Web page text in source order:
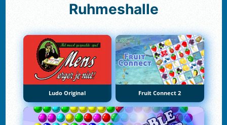
Ruhmeshalle
Ludo Original Fruit Connect 2